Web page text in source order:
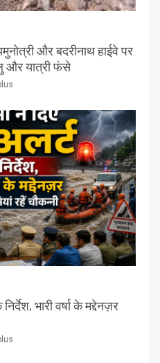
और बदरीनाथ हाईवे पर
और यात्री फंसे
भारी वर्षा के मद्देनज़र